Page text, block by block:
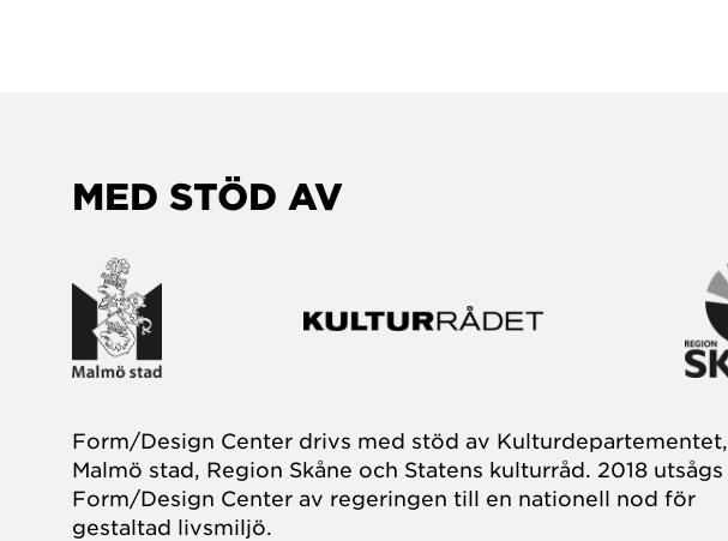
MED STÖD AV
Form/Design Center drivs med stöd av Kulturdepartementet,
Malmö stad, Region Skåne och Statens kulturråd. 2018 utsågs
Form/Design Center av regeringen till en nationell nod för
gestaltad livsmiljö.